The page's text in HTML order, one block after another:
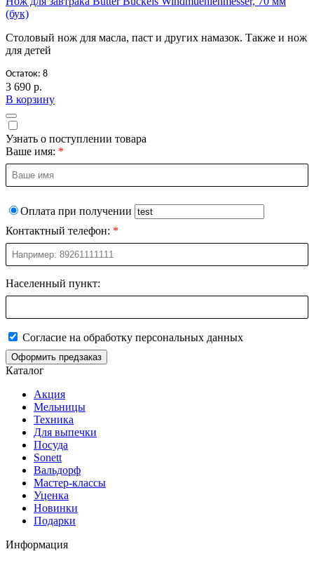
(бук)
Столовый нож для масла, паст и других намазок. Также и нож
для детей
Остаток: 8
3 690 р.
В корзину
Узнать о поступлении товара
Ваше имя:
Оплата при получении
Контактный телефон:
Населенный пункт:
Согласие на обработку персональных данных
Оформить предзаказ
Каталог
Акция
Мельницы
Техника
Для выпечки
Посуда
Sonett
Вальдорф
Мастер-классы
Уценка
Новинки
Подарки
Информация